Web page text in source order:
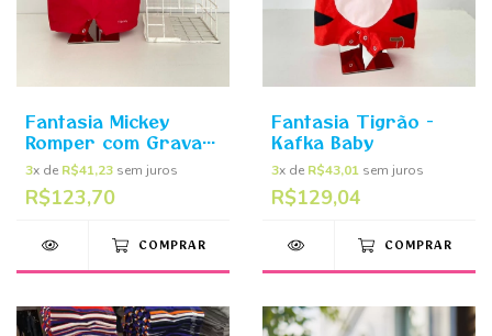
Fantasia Mickey
Romper com Grava e
Chapéu - Kafka Baby
3x de R$41,23 sem juros
R$123,70
COMPRAR
Fantasia Tigrão -
Kafka Baby
3x de R$43,01 sem juros
R$129,04
COMPRAR